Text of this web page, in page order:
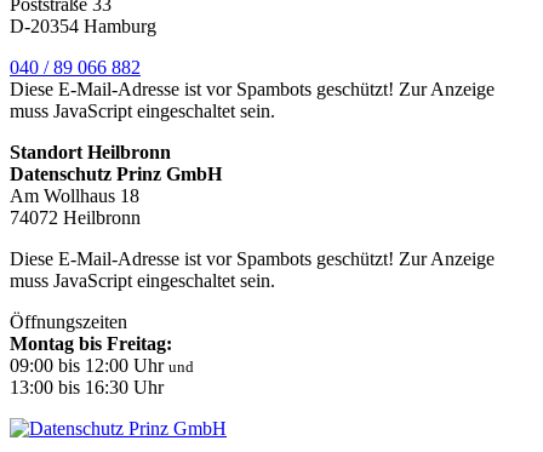
D-20354 Hamburg
040 / 89 066 882
Diese E-Mail-Adresse ist vor Spambots geschützt! Zur Anzeige
muss JavaScript eingeschaltet sein.
Standort Heilbronn
Datenschutz Prinz GmbH
Am Wollhaus 18
74072 Heilbronn
Diese E-Mail-Adresse ist vor Spambots geschützt! Zur Anzeige
muss JavaScript eingeschaltet sein.
Öffnungszeiten
Montag bis Freitag:
09:00 bis 12:00 Uhr und
13:00 bis 16:30 Uhr